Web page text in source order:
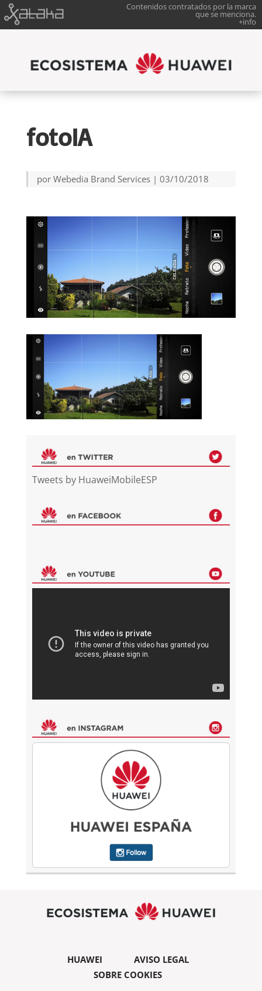
Contenidos contratados por la marca
que se menciona.
+info
fotoIA
por Webedia Brand Services| 03/10/2018
Tweets by HuaweiMobileESP
HUAWEI
AVISO LEGAL
SOBRE COOKIES